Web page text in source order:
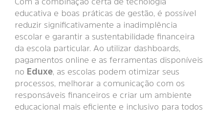
educativa e boas práticas de gestão, é possível
reduzir significativamente a inadimplência
escolar e garantir a sustentabilidade financeira
da escola particular. Ao utilizar dashboards,
pagamentos online e as ferramentas disponíveis
no Eduxe, as escolas podem otimizar seus
processos, melhorar a comunicação com os
responsáveis financeiros e criar um ambiente
educacional mais eficiente e inclusivo para todos